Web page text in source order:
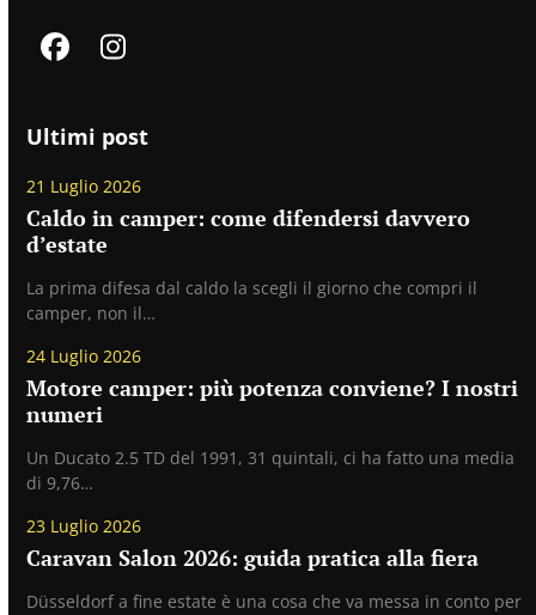
FacebookInstagram
Ultimi post
21 Luglio 2026
Caldo in camper: come difendersi davvero
d’estate
La prima difesa dal caldo la scegli il giorno che compri il
camper, non il…
24 Luglio 2026
Motore camper: più potenza conviene? I nostri
numeri
Un Ducato 2.5 TD del 1991, 31 quintali, ci ha fatto una media
di 9,76…
23 Luglio 2026
Caravan Salon 2026: guida pratica alla fiera
Düsseldorf a fine estate è una cosa che va messa in conto per